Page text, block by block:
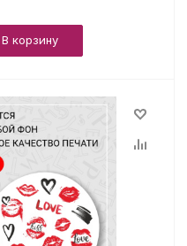
В корзину